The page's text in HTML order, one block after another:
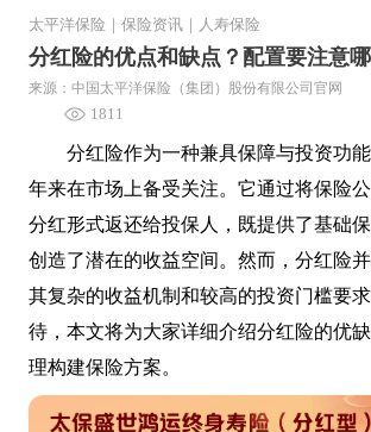
太平洋保险 保险资讯 人寿保险
分红险的优点和缺点？配置要注意
来源：中国太平洋保险（集团）股份有限公司官网
1811
分红险作为一种兼具保障与投资功
年来在市场上备受关注。它通过将保险
分红形式返还给投保人，既提供了基础
创造了潜在的收益空间。然而，分红险
其复杂的收益机制和较高的投资门槛要
待，本文将为大家详细介绍分红险的优
理构建保险方案。